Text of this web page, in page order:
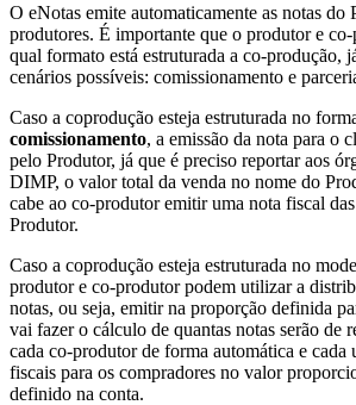
O eNotas emite automaticamente as notas do
produtores. É importante que o produtor e
qual formato está estruturada a co-produção,
cenários possíveis: comissionamento e
Caso a coprodução esteja estruturada no
comissionamento, a emissão da nota para o
pelo Produtor, já que é preciso reportar aos
DIMP, o valor total da venda no nome do
cabe ao co-produtor emitir uma nota fiscal
Produtor.
Caso a coprodução esteja estruturada no
produtor e co-produtor podem utilizar a
notas, ou seja, emitir na proporção definida
vai fazer o cálculo de quantas notas serão de
cada co-produtor de forma automática e cada
fiscais para os compradores no valor
definido na conta.